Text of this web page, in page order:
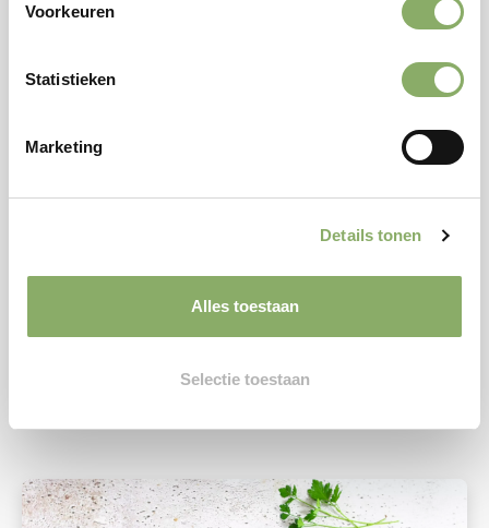
Voorkeuren
Statistieken
Marketing
Details tonen
Alles toestaan
Selectie toestaan